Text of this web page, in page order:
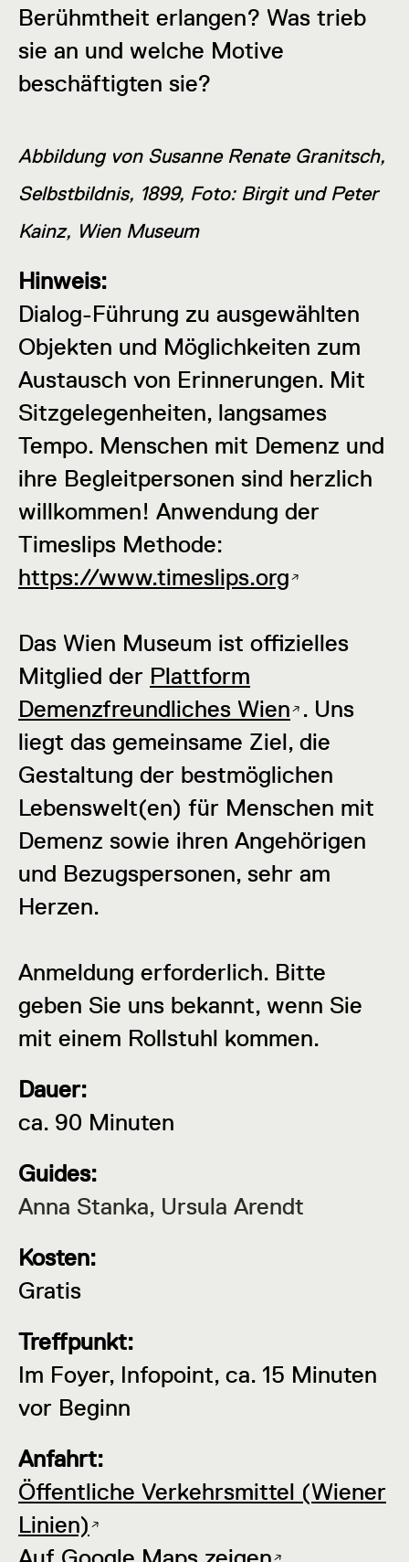
Berühmtheit erlangen? Was trieb
sie an und welche Motive
beschäftigten sie?
Abbildung von Susanne Renate Granitsch,
Selbstbildnis, 1899, Foto: Birgit und Peter
Kainz, Wien Museum
Hinweis:
Dialog-Führung zu ausgewählten
Objekten und Möglichkeiten zum
Austausch von Erinnerungen. Mit
Sitzgelegenheiten, langsames
Tempo. Menschen mit Demenz und
ihre Begleitpersonen sind herzlich
willkommen! Anwendung der
Timeslips Methode:
https://www.timeslips.org
Das Wien Museum ist offizielles
Mitglied der Plattform
Demenzfreundliches Wien . Uns
liegt das gemeinsame Ziel, die
Gestaltung der bestmöglichen
Lebenswelt(en) für Menschen mit
Demenz sowie ihren Angehörigen
und Bezugspersonen, sehr am
Herzen.
Anmeldung erforderlich. Bitte
geben Sie uns bekannt, wenn Sie
mit einem Rollstuhl kommen.
Dauer:
ca. 90 Minuten
Guides:
Anna Stanka, Ursula Arendt
Kosten:
Gratis
Treffpunkt:
Im Foyer, Infopoint, ca. 15 Minuten
vor Beginn
Anfahrt:
Öffentliche Verkehrsmittel (Wiener
Linien)